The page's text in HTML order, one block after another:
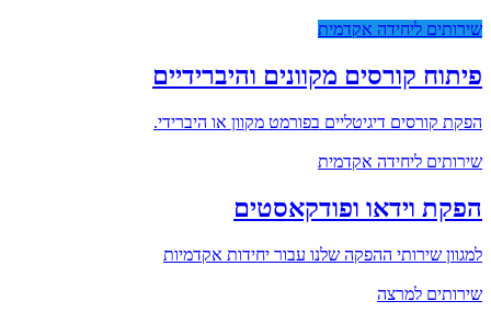
שירותים ליחידה אקדמית
פיתוח קורסים מקוונים והיברידיים
הפקת קורסים דיגיטליים בפורמט מקוון או היברידי.
שירותים ליחידה אקדמית
הפקת וידאו ופודקאסטים
למגוון שירותי ההפקה שלנו עבור יחידות אקדמיות
שירותים למרצה